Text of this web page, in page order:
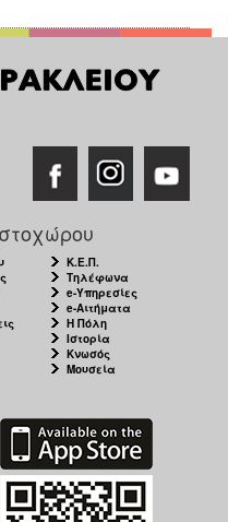
Κ.Ε.Π.
Τηλέφωνα
e-Υπηρεσίες
e-Αιτήματα
Η Πόλη
Ιστορία
Κνωσός
Μουσεία